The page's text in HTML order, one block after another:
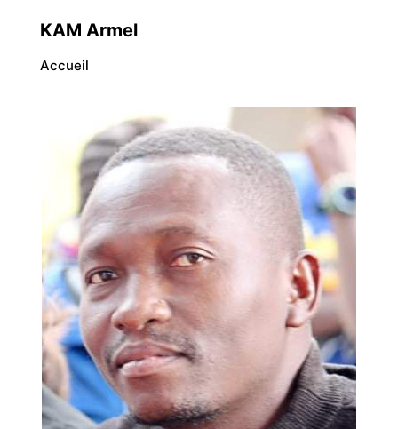
ALPHA Lamine
Joseph Bakhita SANOU
KAM Armel
Accueil